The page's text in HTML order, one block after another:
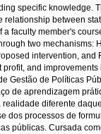
specific knowledge.
between
faculty member's
two mechanisms:
intervention, and
and
Gestão de Políticas
de aprendizagem
diferente
dos processos de
públicas. Cursada